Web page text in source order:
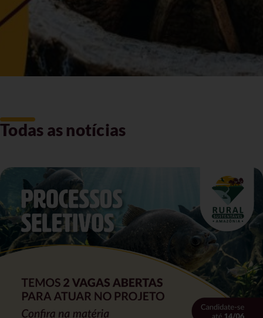
Todas as notícias